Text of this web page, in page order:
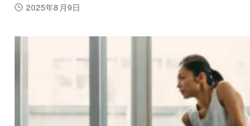
2025年8月9日